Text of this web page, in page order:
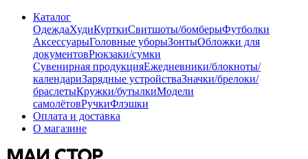
Каталог
ОдеждаХудиКурткиСвитшоты/бомберыФутболки
АксессуарыГоловные уборыЗонтыОбложки для
документовРюкзаки/сумки
Сувенирная продукцияЕжедневники/блокноты/
календариЗарядные устройстваЗначки/брелоки/
браслетыКружки/бутылкиМодели
самолётовРучкиФлэшки
Оплата и доставка
О магазине